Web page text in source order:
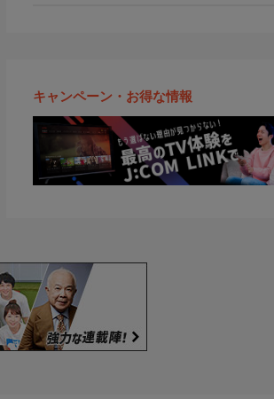
キャンペーン・お得な情報